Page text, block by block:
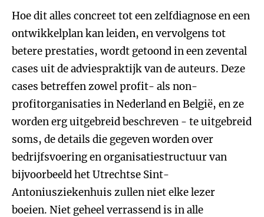
Hoe dit alles concreet tot een zelfdiagnose en een
ontwikkelplan kan leiden, en vervolgens tot
betere prestaties, wordt getoond in een zevental
cases uit de adviespraktijk van de auteurs. Deze
cases betreffen zowel profit- als non-
profitorganisaties in Nederland en België, en ze
worden erg uitgebreid beschreven - te uitgebreid
soms, de details die gegeven worden over
bedrijfsvoering en organisatiestructuur van
bijvoorbeeld het Utrechtse Sint-
Antoniusziekenhuis zullen niet elke lezer
boeien. Niet geheel verrassend is in alle